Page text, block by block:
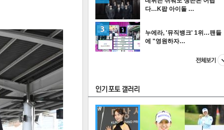
FOCUS
다…K팝 아이돌 …
누에라, '뮤직뱅크' 1위…팬들
에 "영원하자…